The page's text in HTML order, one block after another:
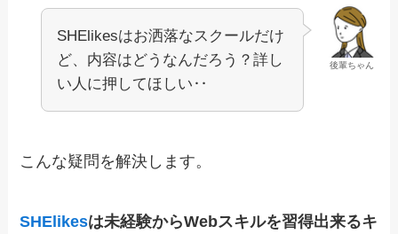
後輩ちゃん
SHElikesはお洒落なスクールだけ
ど、内容はどうなんだろう？詳し
い人に押してほしい‥
こんな疑問を解決します。
SHElikesは未経験からWebスキルを習得出来るキ